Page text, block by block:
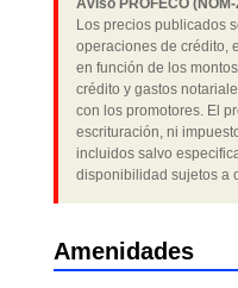
Aviso PROFECO
Los precios publicados
operaciones de crédito,
en función de los
crédito y gastos
con los promotores. El
escrituración, ni
incluidos salvo
disponibilidad sujetos a
Amenidades